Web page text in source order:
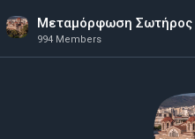
994 Members